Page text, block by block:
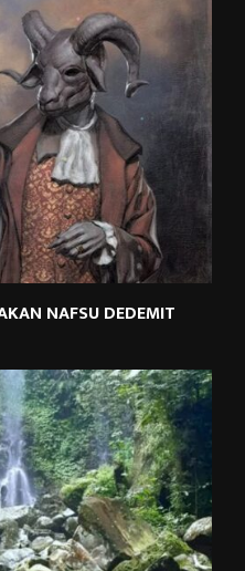
NAFSU DEDEMIT